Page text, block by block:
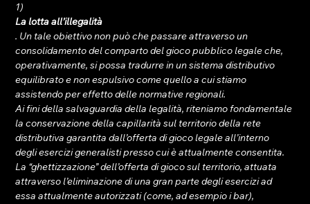
1)
La lotta all’illegalità
. Un tale obiettivo non può che passare attraverso un
consolidamento del comparto del gioco pubblico legale che,
operativamente, si possa tradurre in un sistema distributivo
equilibrato e non espulsivo come quello a cui stiamo
assistendo per effetto delle normative regionali.
Ai fini della salvaguardia della legalità, riteniamo fondamentale
la conservazione della capillarità sul territorio della rete
distributiva garantita dall’offerta di gioco legale all’interno
degli esercizi generalisti presso cui è attualmente consentita.
La “ghettizzazione” dell’offerta di gioco sul territorio, attuata
attraverso l’eliminazione di una gran parte degli esercizi ad
essa attualmente autorizzati (come, ad esempio i bar),